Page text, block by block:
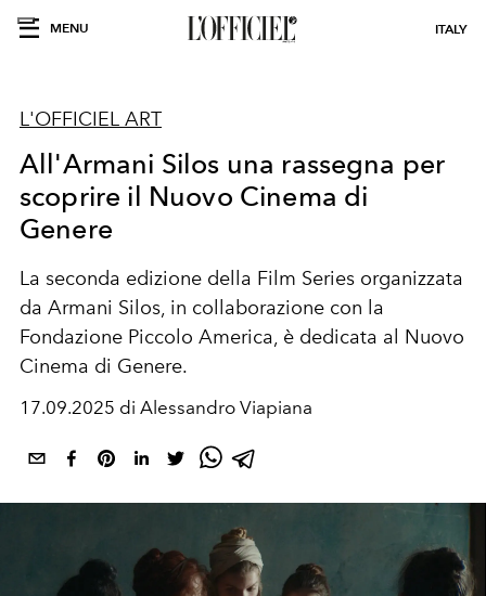
MENU ITALY
L'OFFICIEL ART
All'Armani Silos una rassegna per
scoprire il Nuovo Cinema di
Genere
La seconda edizione della Film Series organizzata
da Armani Silos, in collaborazione con la
Fondazione Piccolo America, è dedicata al Nuovo
Cinema di Genere.
17.09.2025 di Alessandro Viapiana